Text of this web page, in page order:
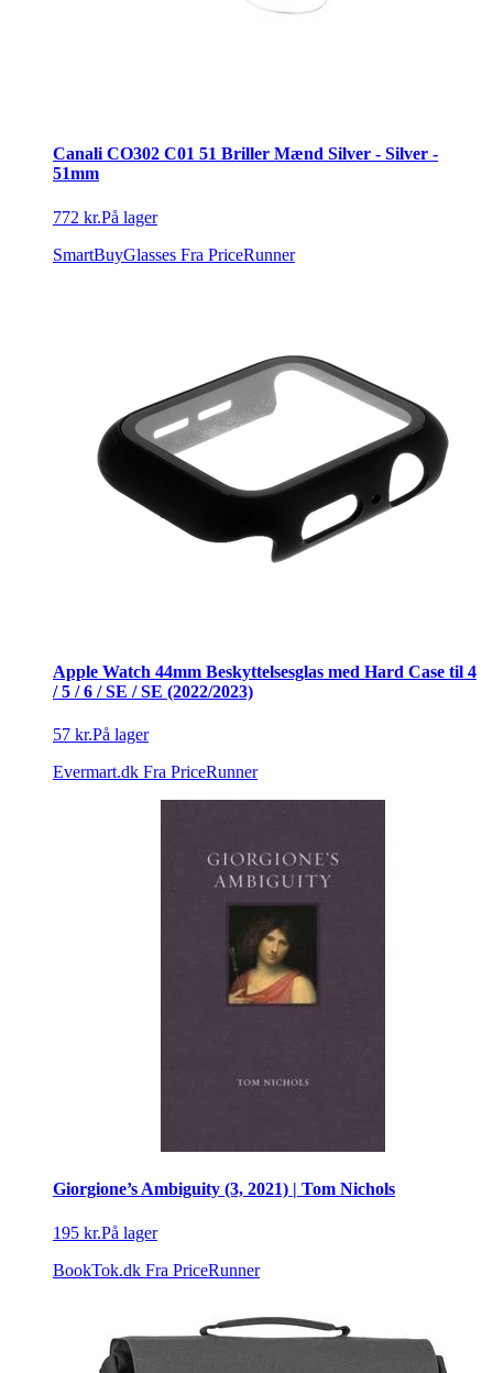
Canali CO302 C01 51 Briller Mænd Silver - Silver -
51mm
772 kr.På lager
SmartBuyGlasses Fra PriceRunner
Apple Watch 44mm Beskyttelsesglas med Hard Case til 4
/ 5 / 6 / SE / SE (2022/2023)
57 kr.På lager
Evermart.dk Fra PriceRunner
Giorgione’s Ambiguity (3, 2021) | Tom Nichols
195 kr.På lager
BookTok.dk Fra PriceRunner